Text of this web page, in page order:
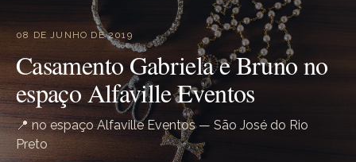
08 DE JUNHO DE 2019
Casamento Gabriela e Bruno no
espaço Alfaville Eventos
📍 no espaço Alfaville Eventos — São José do Rio
Preto